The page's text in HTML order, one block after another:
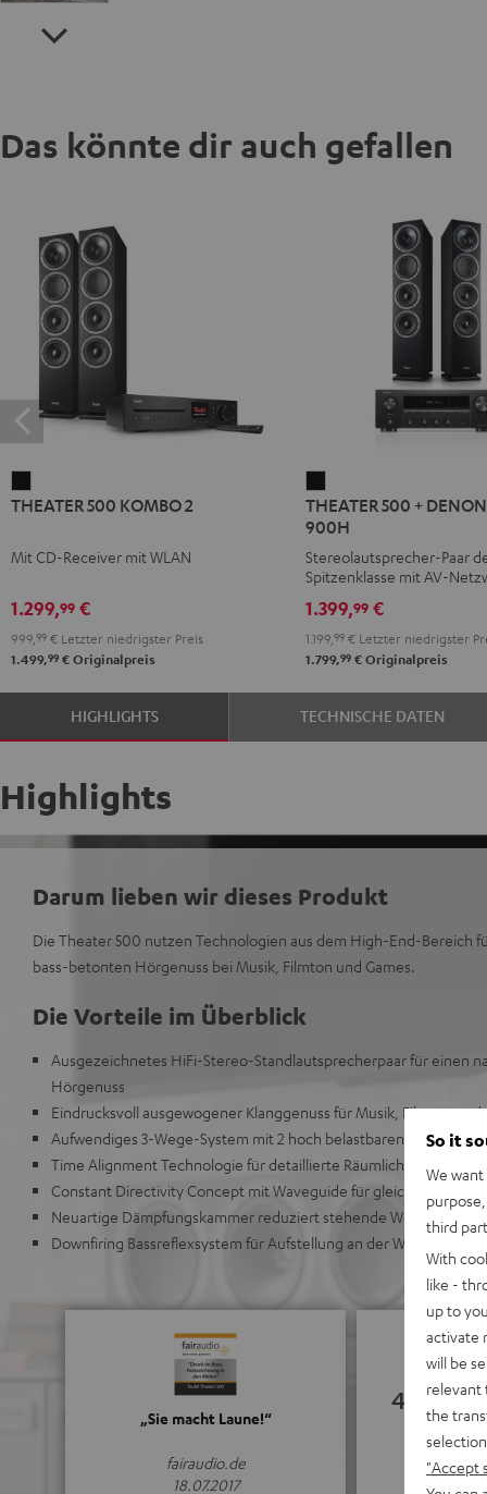
Das könnte dir auch gefallen
500
2
THEATER 500 KOMBO 2
Mit CD-Receiver mit WLAN
1.299,99 €
999, 99 € Letzter niedrigster Preis
1.499,99 € Originalpreis
500
+
DENON
DRA-
900H
Schwarz
THEATER 500 +
900H
Stereolautsprecher-Paar
Spitzenklasse mit AV-
1.399,99€
1.199, 99€Letzter niedrigster
1.799,99€Originalpreis
HIGHLIGHTS TECHNISCHE DATEN
Highlights
Darum lieben wir dieses Produkt
Die Theater 500 nutzen Technologien aus dem High-End-Bereich
bass-betonten Hörgenuss bei Musik, Filmton und Games.
Die Vorteile im Überblick
Ausgezeichnetes HiFi-Stereo-Standlautsprecherpaar für einen
Hörgenuss
Eindrucksvoll ausgewogener Klanggenuss für Musik, Filmton und
Aufwendiges 3-Wege-System mit 2 hoch belastbaren Tieftönern
Time Alignment Technologie für detaillierte Räumlichkeit und
Constant Directivity Concept mit Waveguide für gleichen Klang
Neuartige Dämpfungskammer reduziert stehende Wellen und
Downfiring Bassreflexsystem für Aufstellung an der Wand oder frei
„Sie macht Laune!“
fairaudio.de
18.07.2017
4.85
(4.85 von 5
So it
We
third
With
like -
up to
activate
will be
relevant
the
"Accept